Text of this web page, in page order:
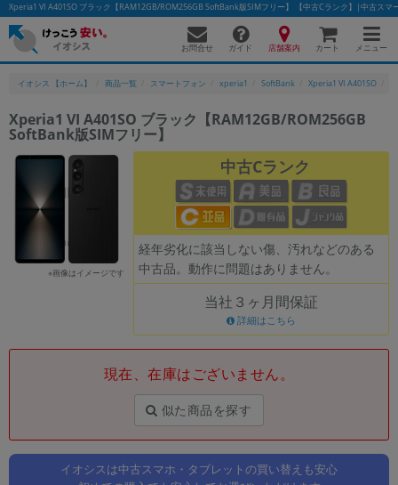
Xperia1 VI A401SO ブラック【RAM12GB/ROM256GB SoftBank版SIMフリー】 【中古Cランク】|中古スマ
お問合せ ガイド 店舗案内 カート メニュー
イオシス 【ホーム】 商品一覧 スマートフォン xperia1 SoftBank Xperia1 VI A401SO
Xperia1 VI A401SO ブラック【RAM12GB/ROM256GB
SoftBank版SIMフリー】
※画像はイメージです
中古Cランク
経年劣化に該当しない傷、汚れなどのある
中古品。動作に問題はありません。
当社３ヶ月間保証
詳細はこちら
現在、在庫はございません。
似た商品を探す
イオシスは中古スマホ・タブレットの買い替えも安心
かんたんパソコン検索に切り替える
フリーワード
除外ワード
人気の検索ワード： Let's note EliteBookMacBook
「スマートフォン」「タブレット」など
製造、販売メーカーの絞り込み
「Apple」「SONY」「SHARP」など